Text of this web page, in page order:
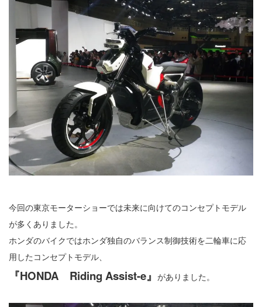
今回の東京モーターショーでは未来に向けてのコンセプトモデル
が多くありました。
ホンダのバイクではホンダ独自のバランス制御技術を二輪車に応
用したコンセプトモデル、
『HONDA Riding Assist-e』 がありました。